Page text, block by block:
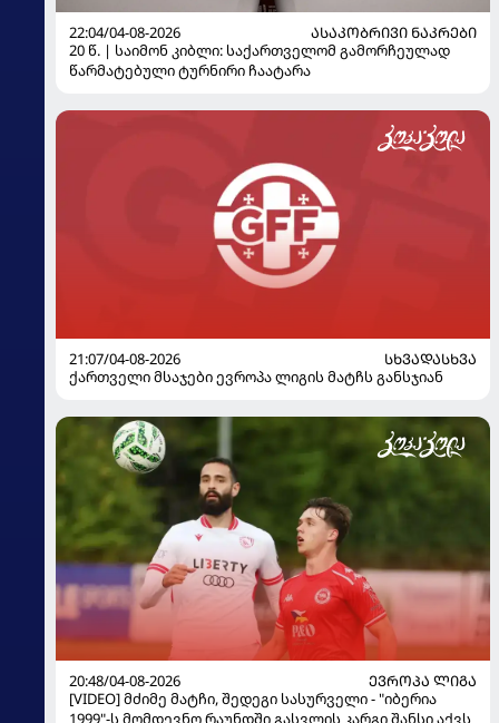
22:04/04-08-2026
ᲐᲡᲐᲙᲝᲑᲠᲘᲕᲘ ᲜᲐᲙᲠᲔᲑᲘ
20 წ. | საიმონ კიბლი: საქართველომ გამორჩეულად
წარმატებული ტურნირი ჩაატარა
21:07/04-08-2026
ᲡᲮᲕᲐᲓᲐᲡᲮᲕᲐ
ქართველი მსაჯები ევროპა ლიგის მატჩს განსჯიან
20:48/04-08-2026
ᲔᲕᲠᲝᲞᲐ ᲚᲘᲒᲐ
[VIDEO] მძიმე მატჩი, შედეგი სასურველი - "იბერია
1999"-ს მომდევნო რაუნდში გასვლის კარგი შანსი აქვს